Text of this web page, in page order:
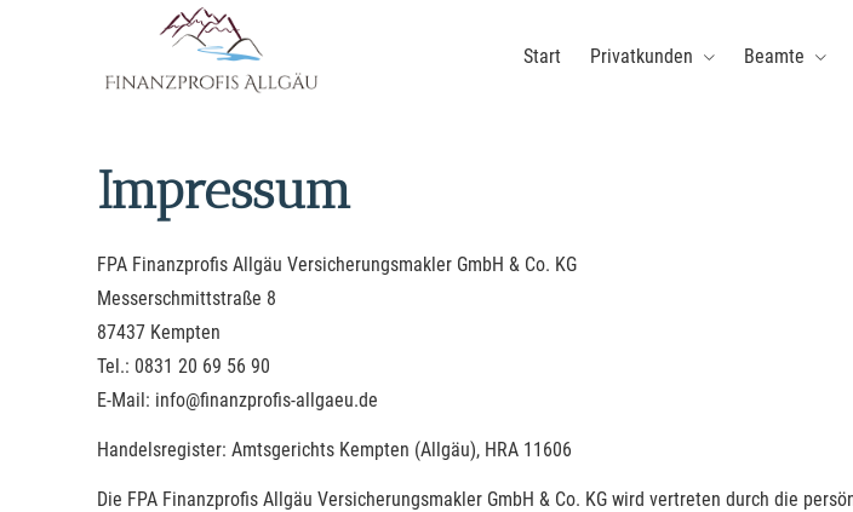
Start Privatkunden Beamte
Impressum
FPA Finanzprofis Allgäu Ver­sicherungs­makler GmbH & Co. KG
Messerschmittstraße 8
87437 Kempten
Tel.: 0831 20 69 56 90
E-Mail: info@finanzprofis-allgaeu.de
Handelsregister: Amtsgerichts Kempten (Allgäu), HRA 11606
Die FPA Finanzprofis Allgäu Ver­sicherungs­makler GmbH & Co. KG wird vertreten durch die